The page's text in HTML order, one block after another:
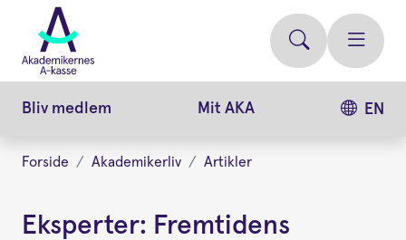
videre
hovedindhold
Bliv medlem Mit AKA EN
Forside Akademikerliv Artikler
Eksperter: Fremtidens